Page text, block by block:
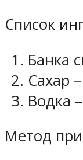
Список
Банка
Сахар
Водка
Метод